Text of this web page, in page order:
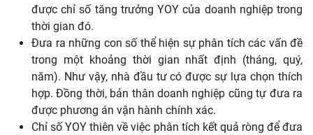
được chỉ số tăng trưởng YOY của doanh nghiệp trong
thời gian đó.
Đưa ra những con số thể hiện sự phân tích các vấn đề
trong một khoảng thời gian nhất định (tháng, quý,
năm). Như vậy, nhà đầu tư có được sự lựa chọn thích
hợp. Đồng thời, bản thân doanh nghiệp cũng tự đưa ra
được phương án vận hành chính xác.
Chỉ số YOY thiên về việc phân tích kết quả ròng để đưa